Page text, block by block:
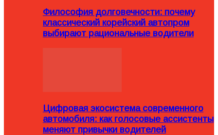
Философия долговечности: почему
классический корейский автопром
выбирают рациональные водители
Цифровая экосистема современного
автомобиля: как голосовые ассистенты
меняют привычки водителей